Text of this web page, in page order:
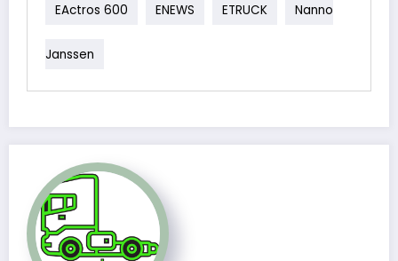
EActros 600 ENEWS ETRUCK Nanno
Janssen